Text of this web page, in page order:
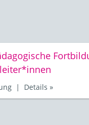
| Details »